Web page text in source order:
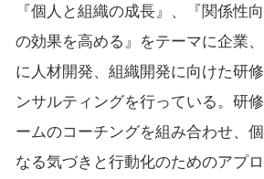
『個人と組織の成長』、『関係性
の効果を高める』をテーマに企業
に人材開発、組織開発に向けた研
ンサルティングを行っている。研
ームのコーチングを組み合わせ、
なる気づきと行動化のためのアプ